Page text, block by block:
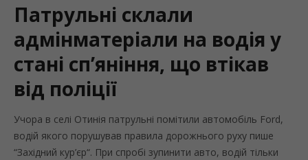
Патрульні склали
адмінматеріали на водія у
стані сп’яніння, що втікав
від поліції
Учора в селі Отинія патрульні помітили автомобіль Ford,
водій якого порушував правила дорожнього руху пише
“Західний кур’єр“. При спробі зупинити авто, водій тільки